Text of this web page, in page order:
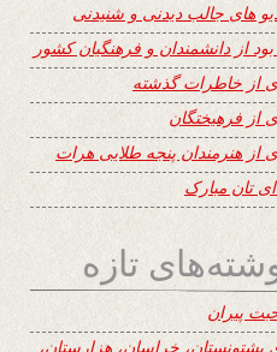
های جالب دیدنی و شنیدنی
بود از دانشمندان و فرهنگیان کشور
از خاطرات گذشته
از فرهیختگان
از هنرمندان پنجه طلایی هرات
تان مبارک
تازه
پیران
پشتونستان، خراسان، هزارستان،